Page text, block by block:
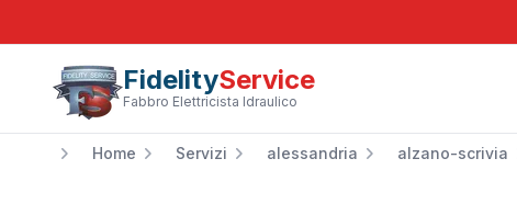
FidelityService
Fabbro Elettricista Idraulico
Home Servizi alessandria alzano-scrivia